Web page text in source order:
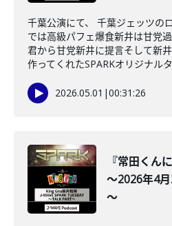
千葉公演にて、 千葉ジェッツの
では高級パフェ爆食新井は甘党
君から甘党新井に提言そして新
作ってくれたSPARKオリジナル
2026.05.01 |00:31:26
『常田くん
～2026年4
～